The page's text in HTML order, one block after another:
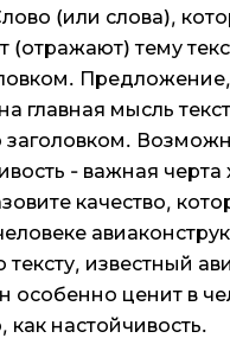
(или слова),
(отражают) тему
главная мысль
заголовком.
- важная черта
качество,
тексту, известный
особенно ценит в
как настойчивость.